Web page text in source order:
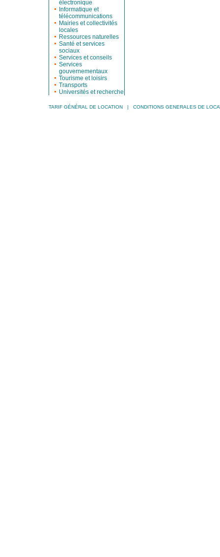
électronique
Informatique et
télécommunications
Mairies et collectivités
locales
Ressources naturelles
Santé et services
sociaux
Services et conseils
Services
gouvernementaux
Tourisme et loisirs
Transports
Universités et recherche
TARIF GÉNÉRAL DE LOCATION| CONDITIONS GENERALES DE